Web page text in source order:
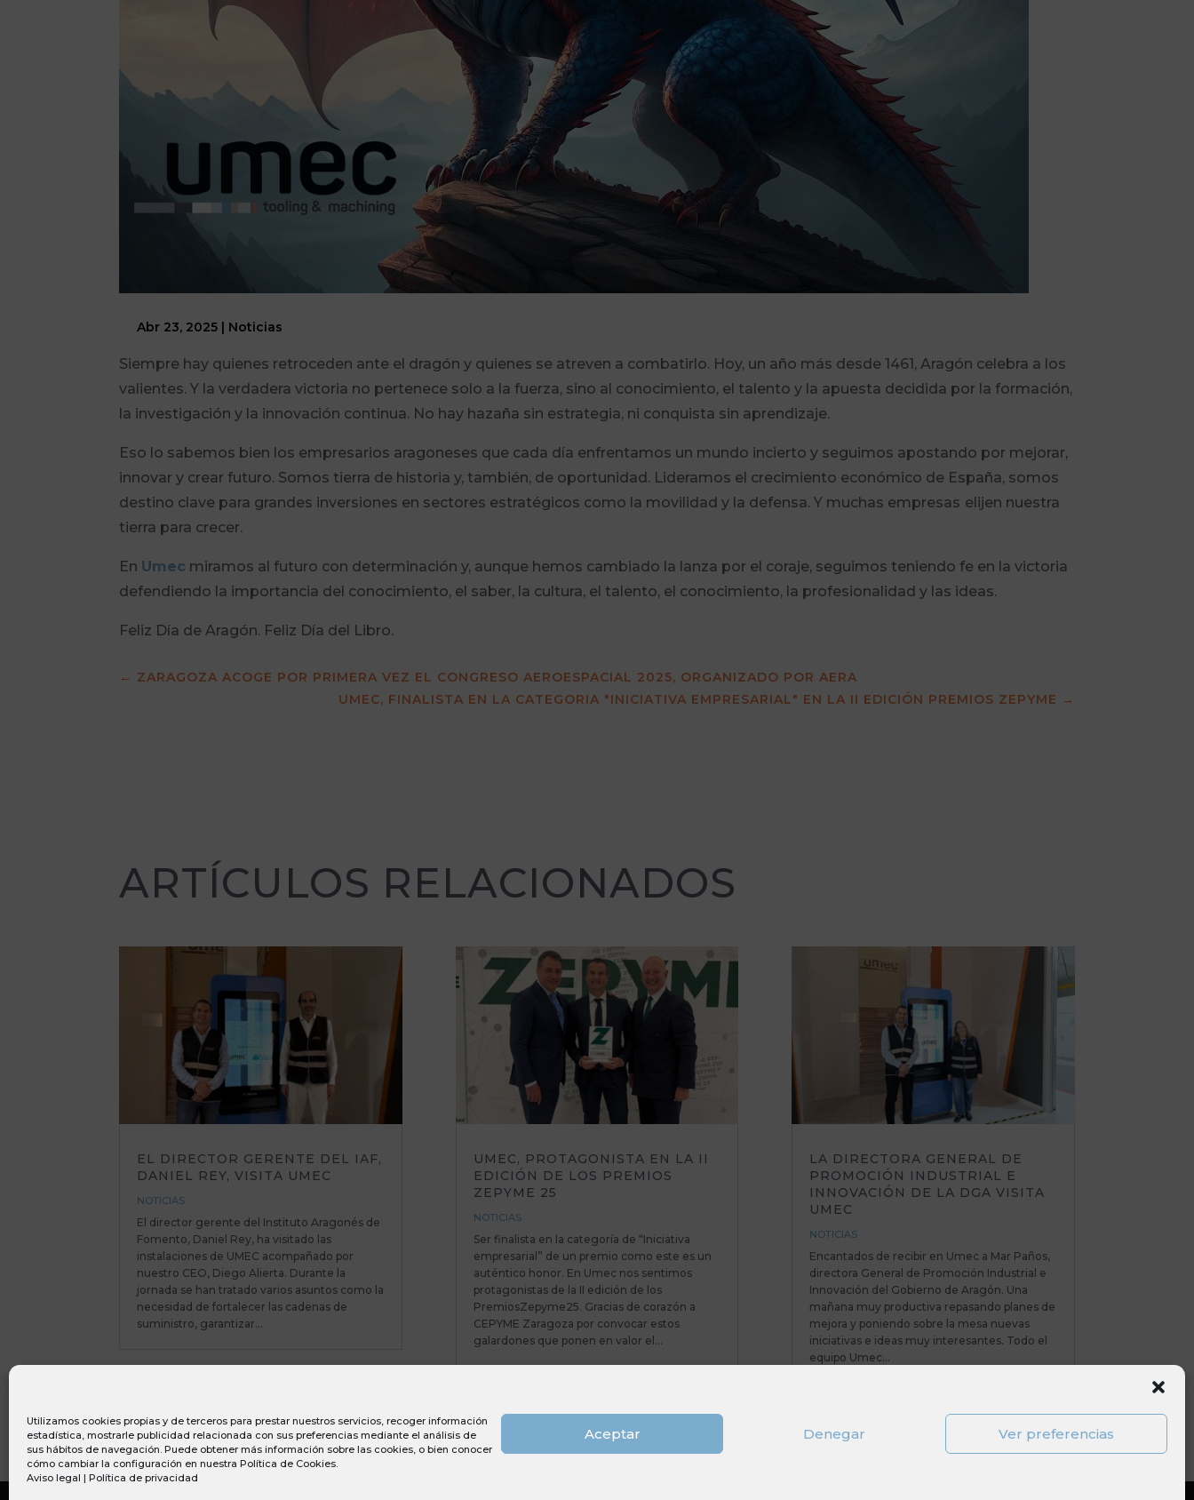
Utilizamos cookies propias y de terceros para prestar nuestros servicios, recoger información
estadística, mostrarle publicidad relacionada con sus preferencias mediante el análisis de
sus hábitos de navegación. Puede obtener más información sobre las cookies, o bien conocer
cómo cambiar la configuración en nuestra Política de Cookies.
Aviso legal | Política de privacidad
Aceptar Denegar Ver preferencias
Abr 23, 2025 | Noticias
Siempre hay quienes retroceden ante el dragón y quienes se atreven a combatirlo. Hoy, un año más desde 1461, Aragón celebra a los
valientes. Y la verdadera victoria no pertenece solo a la fuerza, sino al conocimiento, el talento y la apuesta decidida por la formación,
la investigación y la innovación continua. No hay hazaña sin estrategia, ni conquista sin aprendizaje.
Eso lo sabemos bien los empresarios aragoneses que cada día enfrentamos un mundo incierto y seguimos apostando por mejorar,
innovar y crear futuro. Somos tierra de historia y, también, de oportunidad. Lideramos el crecimiento económico de España, somos
destino clave para grandes inversiones en sectores estratégicos como la movilidad y la defensa. Y muchas empresas elijen nuestra
tierra para crecer.
En Umec miramos al futuro con determinación y, aunque hemos cambiado la lanza por el coraje, seguimos teniendo fe en la victoria
defendiendo la importancia del conocimiento, el saber, la cultura, el talento, el conocimiento, la profesionalidad y las ideas.
Feliz Día de Aragón. Feliz Día del Libro.
← ZARAGOZA ACOGE POR PRIMERA VEZ EL CONGRESO AEROESPACIAL 2025, ORGANIZADO POR AERA
UMEC, FINALISTA EN LA CATEGORIA "INICIATIVA EMPRESARIAL" EN LA II EDICIÓN PREMIOS ZEPYME →
ARTÍCULOS RELACIONADOS
EL DIRECTOR GERENTE DEL IAF,
DANIEL REY, VISITA UMEC
NOTICIAS
El director gerente del Instituto Aragonés de
Fomento, Daniel Rey, ha visitado las
instalaciones de UMEC acompañado por
nuestro CEO, Diego Alierta. Durante la
jornada se han tratado varios asuntos como la
necesidad de fortalecer las cadenas de
suministro, garantizar...
UMEC, PROTAGONISTA EN LA II
EDICIÓN DE LOS PREMIOS
ZEPYME 25
NOTICIAS
Ser finalista en la categoría de “Iniciativa
empresarial” de un premio como este es un
auténtico honor. En Umec nos sentimos
protagonistas de la II edición de los
PremiosZepyme25. Gracias de corazón a
CEPYME Zaragoza por convocar estos
galardones que ponen en valor el...
LA DIRECTORA GENERAL DE
PROMOCIÓN INDUSTRIAL E
INNOVACIÓN DE LA DGA VISITA
UMEC
NOTICIAS
Encantados de recibir en Umec a Mar Paños,
directora General de Promoción Industrial e
Innovación del Gobierno de Aragón. Una
mañana muy productiva repasando planes de
mejora y poniendo sobre la mesa nuevas
iniciativas e ideas muy interesantes. Todo el
equipo Umec...